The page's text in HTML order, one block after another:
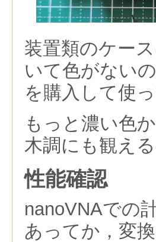
装置類のケー
いて色がない
を購入して使
もっと濃い色
木調にも観え
性能確認
nanoVNAでの
あってか，変